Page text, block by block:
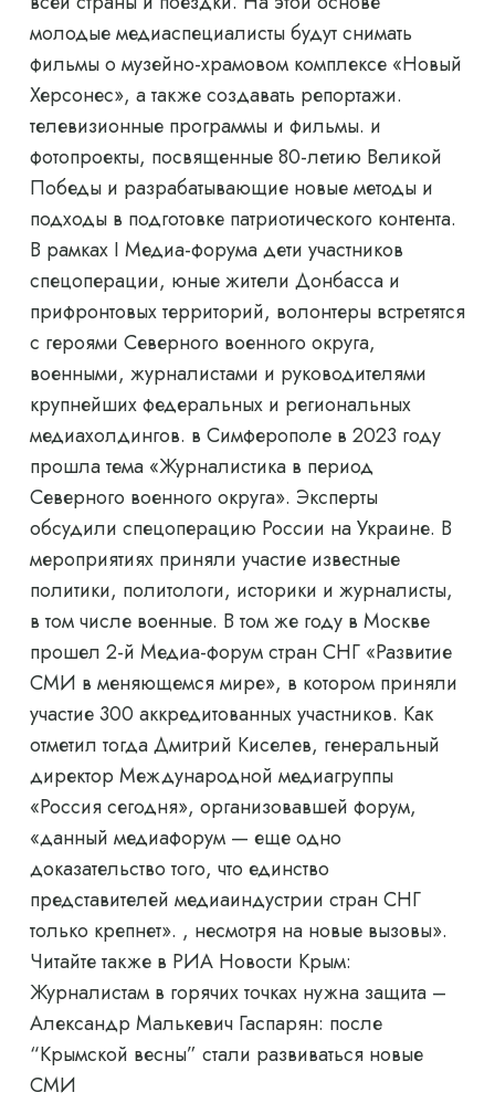
молодые медиаспециалисты будут снимать
фильмы о музейно-храмовом комплексе «Новый
Херсонес», а также создавать репортажи.
телевизионные программы и фильмы. и
фотопроекты, посвященные 80-летию Великой
Победы и разрабатывающие новые методы и
подходы в подготовке патриотического контента.
В рамках I Медиа-форума дети участников
спецоперации, юные жители Донбасса и
прифронтовых территорий, волонтеры встретятся
с героями Северного военного округа,
военными, журналистами и руководителями
крупнейших федеральных и региональных
медиахолдингов. в Симферополе в 2023 году
прошла тема «Журналистика в период
Северного военного округа». Эксперты
обсудили спецоперацию России на Украине. В
мероприятиях приняли участие известные
политики, политологи, историки и журналисты,
в том числе военные. В том же году в Москве
прошел 2-й Медиа-форум стран СНГ «Развитие
СМИ в меняющемся мире», в котором приняли
участие 300 аккредитованных участников. Как
отметил тогда Дмитрий Киселев, генеральный
директор Международной медиагруппы
«Россия сегодня», организовавшей форум,
«данный медиафорум — еще одно
доказательство того, что единство
представителей медиаиндустрии стран СНГ
только крепнет». , несмотря на новые вызовы».
Читайте также в РИА Новости Крым:
Журналистам в горячих точках нужна защита –
Александр Малькевич Гаспарян: после
“Крымской весны” стали развиваться новые
СМИ